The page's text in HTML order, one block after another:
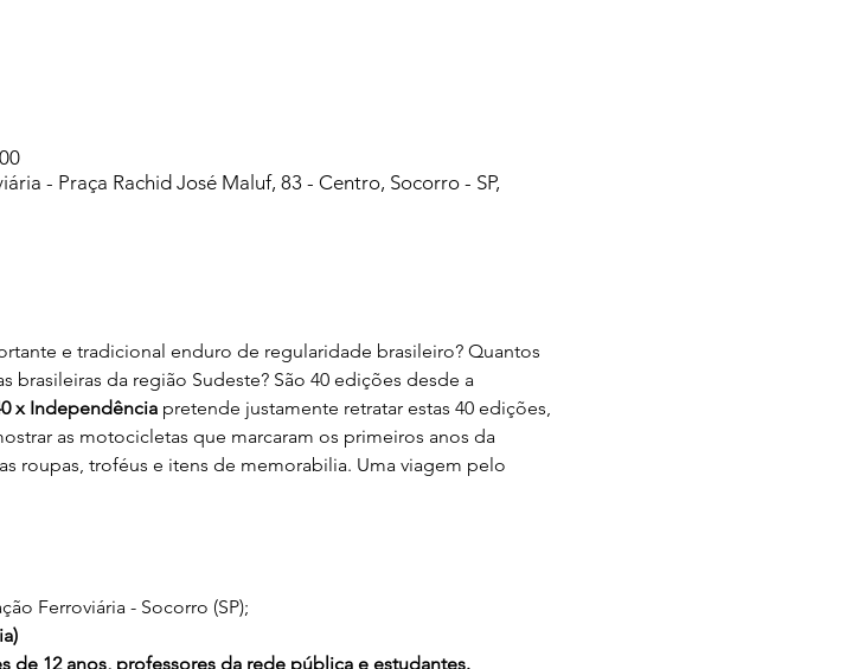
- Praça Rachid José Maluf, 83 - Centro, Socorro - SP,
e tradicional enduro de regularidade brasileiro? Quantos
brasileiras da região Sudeste? São 40 edições desde a
x Independência pretende justamente retratar estas 40 edições,
as motocicletas que marcaram os primeiros anos da
roupas, troféus e itens de memorabilia. Uma viagem pelo
Ferroviária - Socorro (SP);
de 12 anos, professores da rede pública e estudantes.